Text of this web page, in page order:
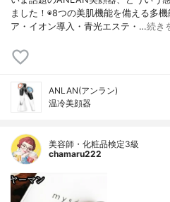
ました！◉8つの美肌機能を備える多
ア・イオン導入・青光エステ・…続き
ANLAN(アンラン)
温冷美顔器
美容師・化粧品検定3級
chamaru222